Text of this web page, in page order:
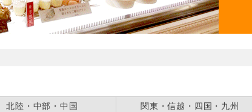
北陸・中部・中国 関東・信越・四国・九州